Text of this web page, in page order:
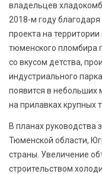
владельцев
2018-м году
проекта на
тюменского пломбира
со вкусом детства,
индустриального
появится в небольших
на прилавках крупных
В планах руководства
Тюменской области,
страны. Увеличение
строительством